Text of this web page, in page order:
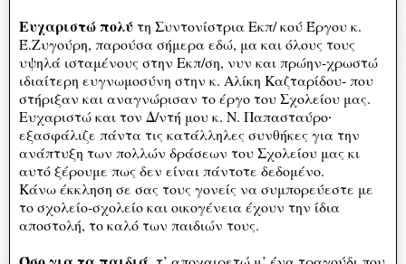
Ευχαριστώ πολύτη Συντονίστρια Εκπ/ κού Έργου κ.
Έ.Ζυγούρη, παρούσα σήμερα εδώ, μα και όλους τους
υψηλά ισταμένους στην Εκπ/ση, νυν και πρώην-χρωστώ
ιδιαίτερη ευγνωμοσύνη στην κ. Αλίκη Καζταρίδου- που
στήριξαν και αναγνώρισαν το έργο του Σχολείου μας.
Ευχαριστώ και τον Δ/ντή μου κ. Ν. Παπασταύρο∙
εξασφάλιζε πάντα τις κατάλληλες συνθήκες για την
ανάπτυξη των πολλών δράσεων του Σχολείου μας κι
αυτό ξέρουμε πως δεν είναι πάντοτε δεδομένο.
Κάνω έκκληση σε σας τους γονείς να συμπορεύεστε με
το σχολείο-σχολείο και οικογένεια έχουν την ίδια
αποστολή, το καλό των παιδιών τους.